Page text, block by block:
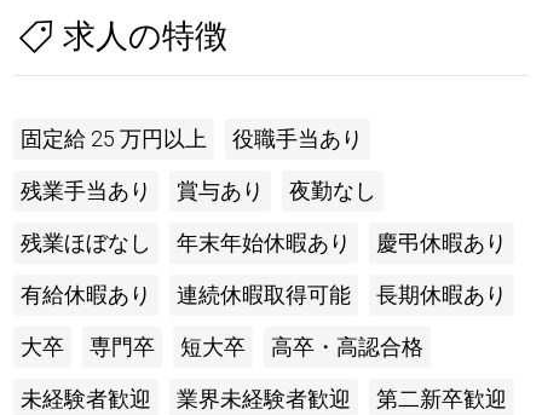
求人の特徴
固定給 25 万円以上 役職手当あり
残業手当あり 賞与あり 夜勤なし
残業ほぼなし 年末年始休暇あり 慶弔休暇あり
有給休暇あり 連続休暇取得可能 長期休暇あり
大卒 専門卒 短大卒 高卒・高認合格
未経験者歓迎 業界未経験者歓迎 第二新卒歓迎